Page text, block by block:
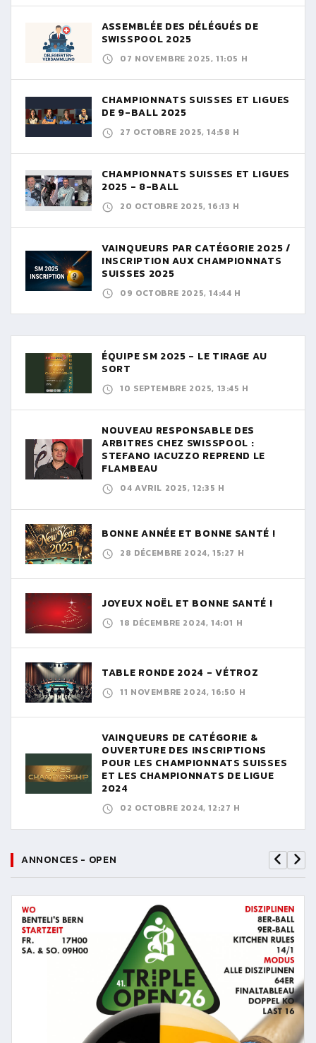
ASSEMBLÉE DES DÉLÉGUÉS DE
SWISSPOOL 2025
07 NOVEMBRE 2025, 11:05 H
CHAMPIONNATS SUISSES ET LIGUES
DE 9-BALL 2025
27 OCTOBRE 2025, 14:58 H
CHAMPIONNATS SUISSES ET LIGUES
2025 - 8-BALL
20 OCTOBRE 2025, 16:13 H
VAINQUEURS PAR CATÉGORIE 2025 /
INSCRIPTION AUX CHAMPIONNATS
SUISSES 2025
09 OCTOBRE 2025, 14:44 H
ÉQUIPE SM 2025 - LE TIRAGE AU
SORT
10 SEPTEMBRE 2025, 13:45 H
NOUVEAU RESPONSABLE DES
ARBITRES CHEZ SWISSPOOL :
STEFANO IACUZZO REPREND LE
FLAMBEAU
04 AVRIL 2025, 12:35 H
BONNE ANNÉE ET BONNE SANTÉ !
28 DÉCEMBRE 2024, 15:27 H
JOYEUX NOËL ET BONNE SANTÉ !
18 DÉCEMBRE 2024, 14:01 H
TABLE RONDE 2024 - VÉTROZ
11 NOVEMBRE 2024, 16:50 H
VAINQUEURS DE CATÉGORIE &
OUVERTURE DES INSCRIPTIONS
POUR LES CHAMPIONNATS SUISSES
ET LES CHAMPIONNATS DE LIGUE
2024
02 OCTOBRE 2024, 12:27 H
ANNONCES - OPEN